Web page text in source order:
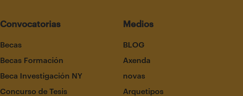
Convocatorias
Becas
Becas Formación
Beca Investigación NY
Concurso de Tesis
Medios
BLOG
Axenda
novas
Arquetipos